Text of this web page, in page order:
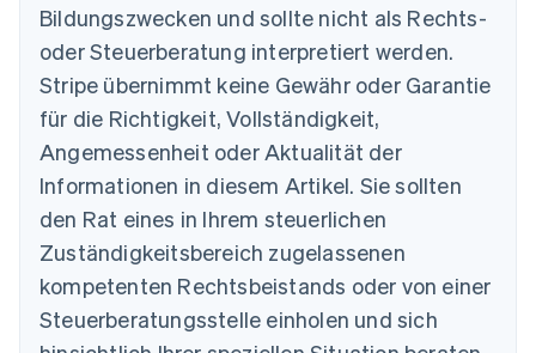
Bildungszwecken und sollte nicht als Rechts-
oder Steuerberatung interpretiert werden.
Stripe übernimmt keine Gewähr oder Garantie
für die Richtigkeit, Vollständigkeit,
Angemessenheit oder Aktualität der
Informationen in diesem Artikel. Sie sollten
den Rat eines in Ihrem steuerlichen
Zuständigkeitsbereich zugelassenen
kompetenten Rechtsbeistands oder von einer
Steuerberatungsstelle einholen und sich
Belgien
Brasilien
PortuguêsEnglish
Bulgarien
English
Dänemark
English
DeutschEnglish
Estland
English
Festlandchina
简体中文English